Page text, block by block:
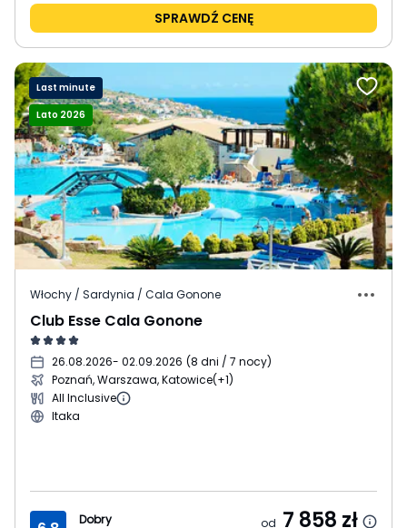
SPRAWDŹ CENĘ
Last minute
Lato 2026
Włochy / Sardynia / Cala Gonone
Club Esse Cala Gonone
26.08.2026- 02.09.2026 (8 dni / 7 nocy)
Poznań, Warszawa, Katowice(+1)
All Inclusive
Itaka
Dobry od 7 858 zł